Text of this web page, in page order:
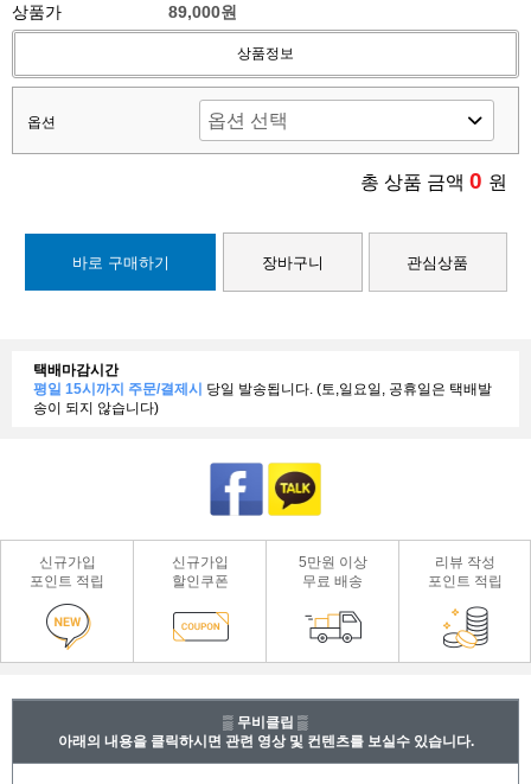
상품가 89,000원
상품정보
옵션
총 상품 금액 0 원
바로 구매하기 장바구니 관심상품
택배마감시간
평일 15시까지 주문/결제시 당일 발송됩니다. (토,일요일, 공휴일은 택배발
송이 되지 않습니다)
신규가입
포인트 적립
신규가입
할인쿠폰
5만원 이상
무료 배송
리뷰 작성
포인트 적립
▒ 무비클립 ▒
아래의 내용을 클릭하시면 관련 영상 및 컨텐츠를 보실수 있습니다.